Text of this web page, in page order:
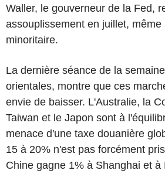
Waller, le gouverneur de la Fed,
assouplissement en juillet,
minoritaire.
La dernière séance de la
orientales, montre que ces
envie de baisser. L'Australie, la
Taiwan et le Japon sont à
menace d'une taxe douanière
15 à 20% n'est pas forcément
Chine gagne 1% à Shanghai et à